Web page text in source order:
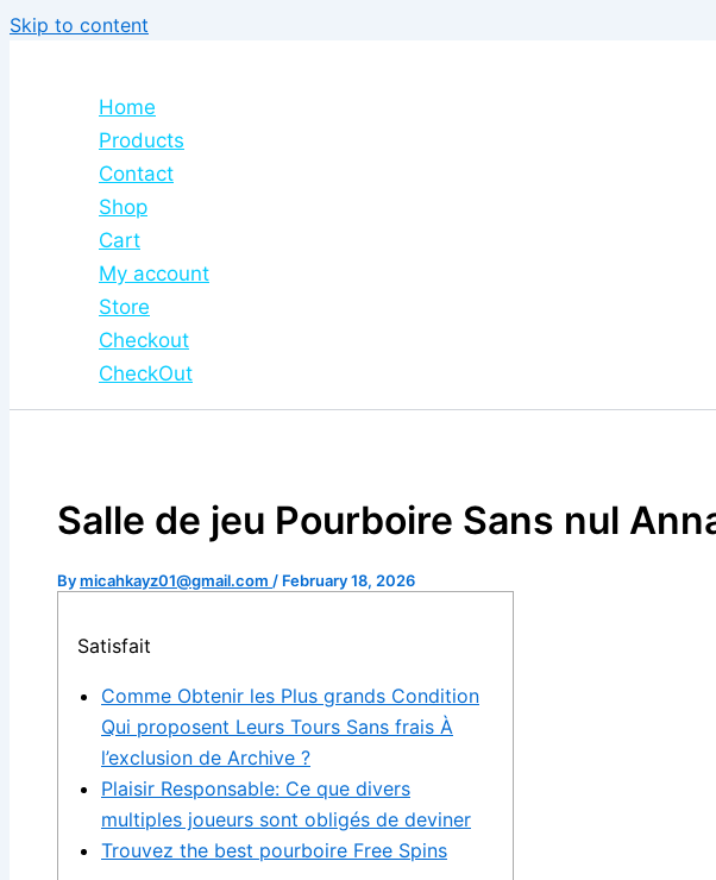
Skip to content
Home
Products
Contact
Shop
Cart
My account
Store
Checkout
CheckOut
Salle de jeu Pourboire Sans nul
Bymicahkayz01@gmail.com / February 18, 2026
Satisfait
Comme Obtenir les Plus grands Condition
Qui proposent Leurs Tours Sans frais À
l’exclusion de Archive ?
Plaisir Responsable: Ce que divers
multiples joueurs sont obligés de deviner
Trouvez the best pourboire Free Spins